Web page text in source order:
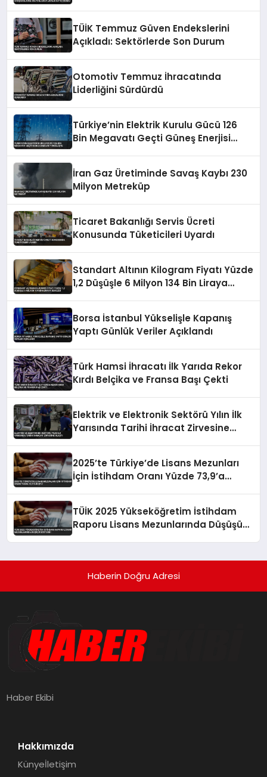
TÜİK Temmuz Güven Endekslerini
Açıkladı: Sektörlerde Son Durum
Otomotiv Temmuz İhracatında
Liderliğini Sürdürdü
Türkiye’nin Elektrik Kurulu Gücü 126
Bin Megavatı Geçti Güneş Enerjisi
İran Gaz Üretiminde Savaş Kaybı 230
Milyon Metreküp
Ticaret Bakanlığı Servis Ücreti
Konusunda Tüketicileri Uyardı
Standart Altının Kilogram Fiyatı Yüzde
1,2 Düşüşle 6 Milyon 134 Bin Liraya
Borsa İstanbul Yükselişle Kapanış
Yaptı Günlük Veriler Açıklandı
Türk Hamsi İhracatı İlk Yarıda Rekor
Kırdı Belçika ve Fransa Başı Çekti
Elektrik ve Elektronik Sektörü Yılın İlk
Yarısında Tarihi İhracat Zirvesine
2025’te Türkiye’de Lisans Mezunları
İçin İstihdam Oranı Yüzde 73,9’a
TÜİK 2025 Yükseköğretim İstihdam
Raporu Lisans Mezunlarında Düşüşü
Haberin Doğru Adresi
Haber Ekibi
Hakkımızda
Künyeİletişim